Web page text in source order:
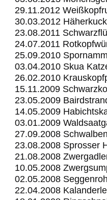
29.11.2012
30.03.2012
23.08.2011
24.07.2011
25.09.2010
03.04.2010 Skua
26.02.2010
15.11.2009
23.05.2009
14.05.2009
03.01.2009
27.09.2008
23.08.2008 Sprosser
21.08.2008
10.05.2008
02.05.2008
22.04.2008